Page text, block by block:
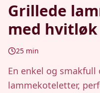
Grillede
med
25 min
En enkel og
lammekoteletter,